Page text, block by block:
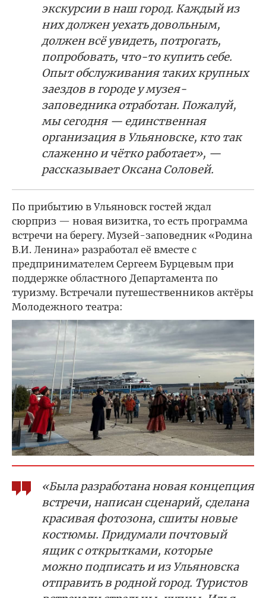
экскурсии в наш город. Каждый из
них должен уехать довольным,
должен всё увидеть, потрогать,
попробовать, что-то купить себе.
Опыт обслуживания таких крупных
заездов в городе у музея-
заповедника отработан. Пожалуй,
мы сегодня — единственная
организация в Ульяновске, кто так
слаженно и чётко работает», —
рассказывает Оксана Соловей.
По прибытию в Ульяновск гостей ждал
сюрприз — новая визитка, то есть программа
встречи на берегу. Музей-заповедник «Родина
В.И. Ленина» разработал её вместе с
предпринимателем Сергеем Бурцевым при
поддержке областного Департамента по
туризму. Встречали путешественников актёры
Молодежного театра:
«Была разработана новая концепция
встречи, написан сценарий, сделана
красивая фотозона, сшиты новые
костюмы. Придумали почтовый
ящик с открытками, которые
можно подписать и из Ульяновска
отправить в родной город. Туристов